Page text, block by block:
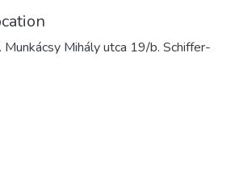
Mihály utca 19/b. Schiffer-